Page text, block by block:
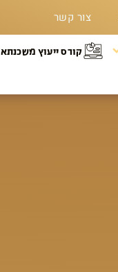
צור קשר
קורס ייעוץ